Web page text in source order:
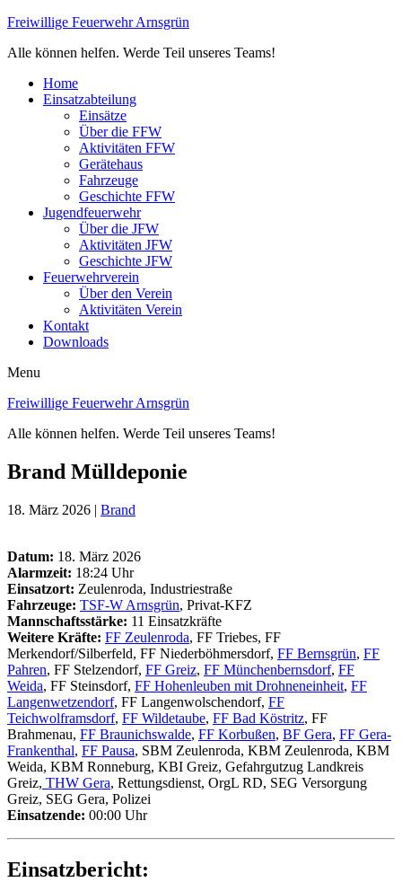
Freiwillige Feuerwehr Arnsgrün
Alle können helfen. Werde Teil unseres Teams!
Home
Einsatzabteilung
Einsätze
Über die FFW
Aktivitäten FFW
Gerätehaus
Fahrzeuge
Geschichte FFW
Jugendfeuerwehr
Über die JFW
Aktivitäten JFW
Geschichte JFW
Feuerwehrverein
Über den Verein
Aktivitäten Verein
Kontakt
Downloads
Menu
Freiwillige Feuerwehr Arnsgrün
Alle können helfen. Werde Teil unseres Teams!
Brand Mülldeponie
18. März 2026 | Brand
Datum: 18. März 2026
Alarmzeit: 18:24 Uhr
Einsatzort: Zeulenroda, Industriestraße
Fahrzeuge: TSF-W Arnsgrün, Privat-KFZ
Mannschaftsstärke: 11 Einsatzkräfte
Weitere Kräfte: FF Zeulenroda, FF Triebes, FF
Merkendorf/Silberfeld, FF Niederböhmersdorf, FF Bernsgrün, FF
Pahren, FF Stelzendorf, FF Greiz, FF Münchenbernsdorf, FF
Weida, FF Steinsdorf, FF Hohenleuben mit Drohneneinheit, FF
Langenwetzendorf, FF Langenwolschendorf, FF
Teichwolframsdorf, FF Wildetaube, FF Bad Köstritz, FF
Brahmenau, FF Braunichswalde, FF Korbußen, BF Gera, FF Gera-
Frankenthal, FF Pausa, SBM Zeulenroda, KBM Zeulenroda, KBM
Weida, KBM Ronneburg, KBI Greiz, Gefahrgutzug Landkreis
Greiz, THW Gera, Rettungsdienst, OrgL RD, SEG Versorgung
Greiz, SEG Gera, Polizei
Einsatzende: 00:00 Uhr
Einsatzbericht: